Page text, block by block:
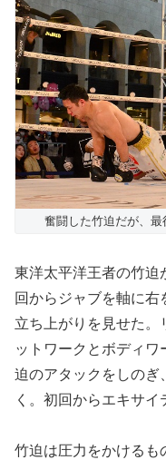
奮闘した竹迫だが、
東洋太平洋王者の竹迫
回からジャブを軸に
立ち上がりを見せた。
ットワークとボディ
迫のアタックをしのぎ
く。初回からエキサイ
竹迫は圧力をかけるも